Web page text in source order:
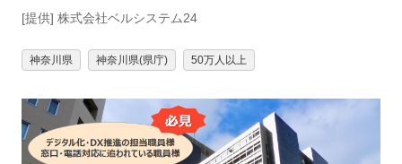
[提供] 株式会社ベルシステム24
神奈川県 神奈川県(県庁) 50万人以上